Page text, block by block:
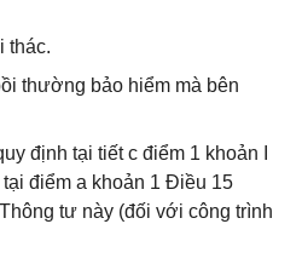
thác.
thường bảo hiểm mà bên
định tại tiết c điểm 1 khoản I
điểm a khoản 1 Điều 15
tư này (đối với công trình